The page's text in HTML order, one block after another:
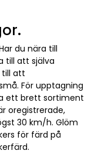
du nära till
till att själva
till att
För upptagning
ett brett sortiment
oregistrerade,
30 km/h. Glöm
för färd på